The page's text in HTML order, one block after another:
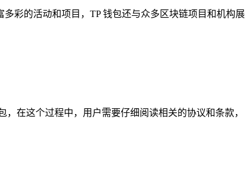
彩的活动和项目，TP 钱包还与众多区块链项目和机构展
，在这个过程中，用户需要仔细阅读相关的协议和条款，